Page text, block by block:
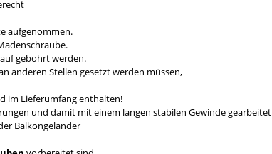
aufgenommen.
gebohrt werden.
anderen Stellen gesetzt werden müssen,
im Lieferumfang enthalten!
und damit mit einem langen stabilen Gewinde gearbeitet
Balkongeländer